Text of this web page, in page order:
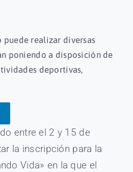
puede realizar diversas
poniendo a disposición de
deportivas,
entre el 2 y 15 de
la inscripción para la
Vida» en la que el